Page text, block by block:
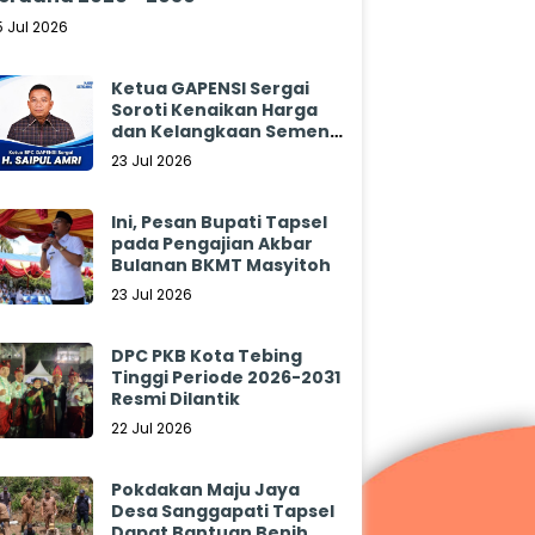
Jul 2026
Ketua GAPENSI Sergai
Soroti Kenaikan Harga
dan Kelangkaan Semen,
Minta Pemerintah
23 Jul 2026
Ini, Pesan Bupati Tapsel
pada Pengajian Akbar
Bulanan BKMT Masyitoh
23 Jul 2026
DPC PKB Kota Tebing
Tinggi Periode 2026-2031
Resmi Dilantik
22 Jul 2026
Pokdakan Maju Jaya
Desa Sanggapati Tapsel